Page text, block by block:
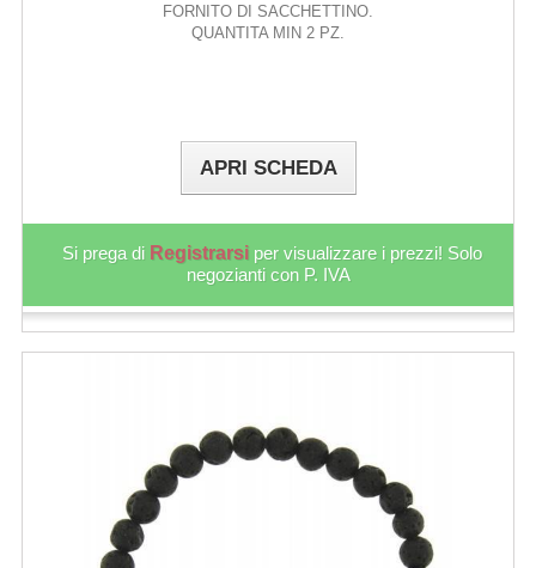
FORNITO DI SACCHETTINO.
QUANTITA MIN 2 PZ.
APRI SCHEDA
Si prega di Registrarsi per visualizzare i prezzi! Solo
negozianti con P. IVA